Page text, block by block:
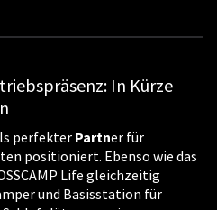
In Kürze
perfekter Partner für
positioniert. Ebenso wie das
Life gleichzeitig
und Basisstation für